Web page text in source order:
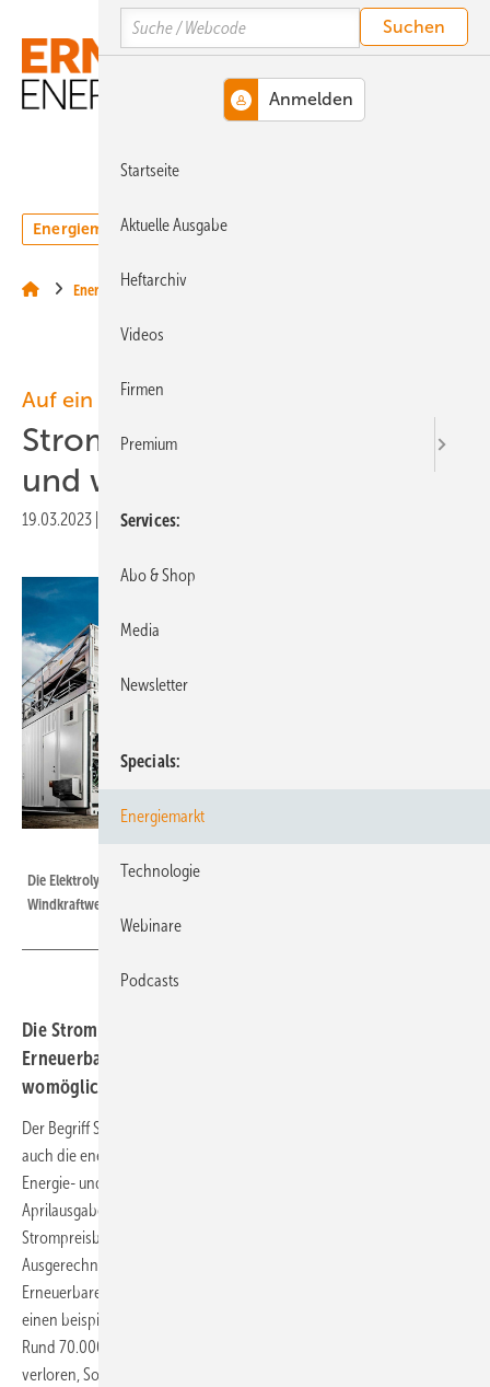
Hauptinhalt
Hauptmenü
SiteSearch
Energiemarkt Technologie
Energiemärkte weltweit
Auf ein Wort
Strompreisbremse: unklar
und wider die Energiewende
19.03.2023 Druckvorschau
Die Elektrolyseanlage in Schwäbisch Gmünd wird direkt von Solar- und
Windkraftwerken versorgt.
Die Strompreisbremse behindert den Einsatz der
Erneuerbaren für grünen Wasserstoff und verstößt
womöglich gegen die Finanzverfassung.
Der Begriff Strompreisbremse spiegelt die Diskussion und zugleich
auch die energiepolitische Flickschusterei wider, die die aktuelle
Energie- und Klimapolitik kennzeichnet.“ 2013 stand dieser Satz in der
Aprilausgabe der Zeitschrift für Umweltrecht. Das
Strompreisbremsegesetz (StromPBG) macht ihn wieder aktuell.
Ausgerechnet Peter Altmaier war damals Umweltminister. Den
Erneuerbaren bescherte der Minister durch seine Strompreisbremse
einen beispiellosen Einbruch, indem er die Vergütung gesenkt hat.
Rund 70.000 Arbeitsplätze gingen in der Photovoltaik-Branche
verloren, Solarfirmen meldeten reihenweise Insolvenz an, die Module
Search
Startseite
Aktuelle Ausgabe
Heftarchiv
Videos
Firmen
Premium
Services
Abo & Shop
Media
Newsletter
Specials
Energiemarkt
Technologie
Webinare
Podcasts